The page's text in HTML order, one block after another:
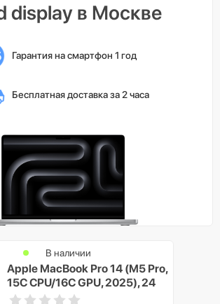
display в Москве
Гарантия на смартфон 1 год
Бесплатная доставка за 2 часа
Apple MacBook Pro 14 (M5 Pro,
15C CPU/16C GPU, 2025), 24
ГБ, 1 ТБ SSD, Серебристый
В наличии